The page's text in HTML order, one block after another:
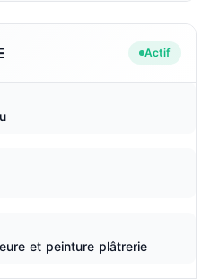
Actif
et peinture plâtrerie